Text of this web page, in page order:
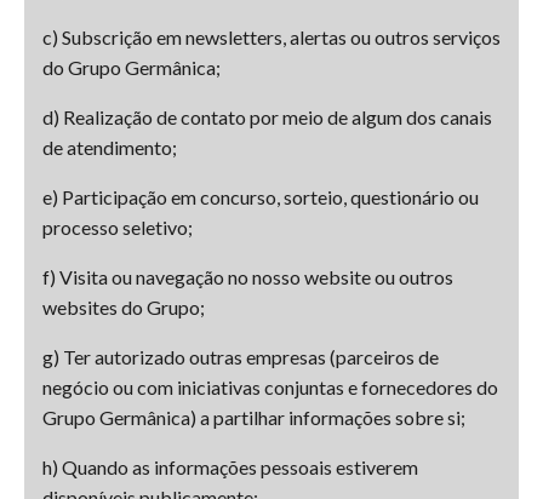
c) Subscrição em newsletters, alertas ou outros serviços
do Grupo Germânica;
d) Realização de contato por meio de algum dos canais
de atendimento;
e) Participação em concurso, sorteio, questionário ou
processo seletivo;
f) Visita ou navegação no nosso website ou outros
websites do Grupo;
g) Ter autorizado outras empresas (parceiros de
negócio ou com iniciativas conjuntas e fornecedores do
Grupo Germânica) a partilhar informações sobre si;
h) Quando as informações pessoais estiverem